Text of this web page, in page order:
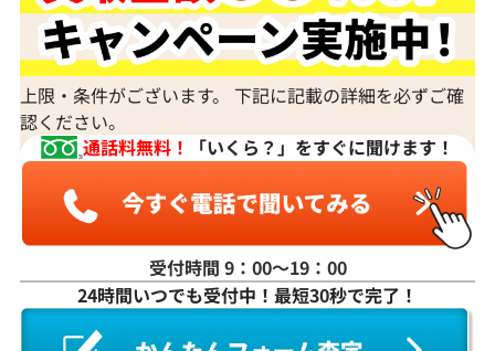
Pt･Pm900 ルビー・ダイヤモンド ピアス/
イヤリング 0.61・0.3・0.6・0.3ct
Pt･Pm900 ルビ
イヤリング
上限・条件がございます。 下記に記載の詳細を必ずご確
認ください。
通話料無料！
「いくら？」をすぐに聞けます！
受付時間 9：00〜19：00
24時間いつでも受付中！最短30秒で完了！